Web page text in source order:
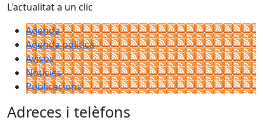
L'actualitat a un clic
Agenda
Agenda política
Avisos
Notícies
Publicacions
Adreces i telèfons